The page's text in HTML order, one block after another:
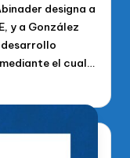
designa a
y a González
el cual…